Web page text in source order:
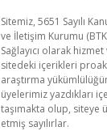
Sitemiz, 5651 Sayılı
ve İletişim Kurumu
Sağlayıcı olarak
sitedeki içerikleri
araştırma
üyelerimiz yazdıkları
taşımakta olup, siteye
etmiş sayılırlar.